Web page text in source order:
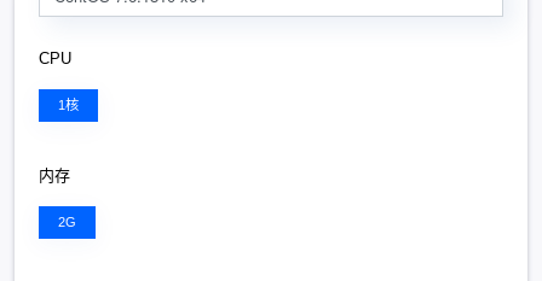
CPU
1核
内存
2G